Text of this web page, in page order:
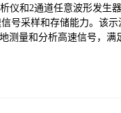
仪和2通道任意波形发生
号采样和存储能力。该
测量和分析高速信号，